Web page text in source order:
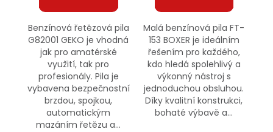
Benzínová řetězová pila
G82001 GEKO je vhodná
jak pro amatérské
využití, tak pro
profesionály. Pila je
vybavena bezpečnostní
brzdou, spojkou,
automatickým
mazáním řetězu a...
Malá benzínová pila FT-
153 BOXER je ideálním
řešením pro každého,
kdo hledá spolehlivý a
výkonný nástroj s
jednoduchou obsluhou.
Díky kvalitní konstrukci,
bohaté výbavě a...